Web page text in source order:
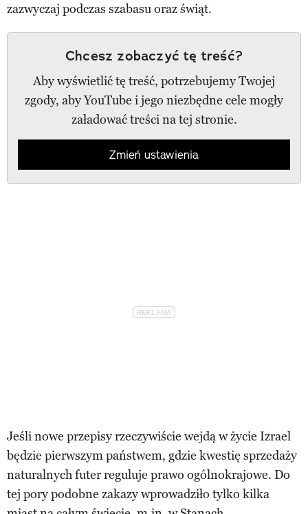
zazwyczaj podczas szabasu oraz świąt.
Chcesz zobaczyć tę treść?
Aby wyświetlić tę treść, potrzebujemy Twojej
zgody, aby YouTube i jego niezbędne cele mogły
załadować treści na tej stronie.
Zmień ustawienia
Jeśli nowe przepisy rzeczywiście wejdą w życie Izrael
będzie pierwszym państwem, gdzie kwestię sprzedaży
naturalnych futer reguluje prawo ogólnokrajowe. Do
tej pory podobne zakazy wprowadziło tylko kilka